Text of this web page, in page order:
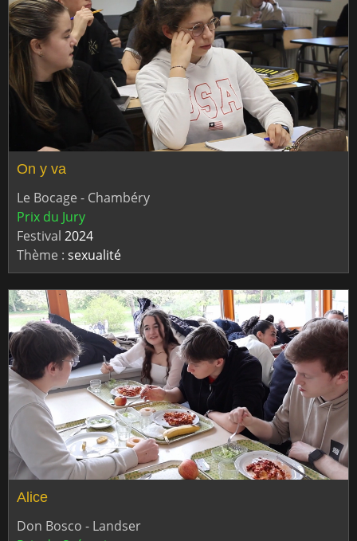
On y va
Le Bocage - Chambéry
Prix du Jury
Festival 2024
Thème : sexualité
Alice
Don Bosco - Landser